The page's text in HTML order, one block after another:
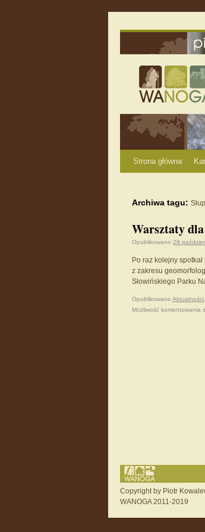
Strona główna
Archiwa tagu:
Warsztaty dla
Opublikowano 29
Po raz kolejny
z zakresu
Słowińskiego Parku
Opublikowano Aktualności
Możliwość komentowania
Copyright by Piotr
WANOGA 2011-2019